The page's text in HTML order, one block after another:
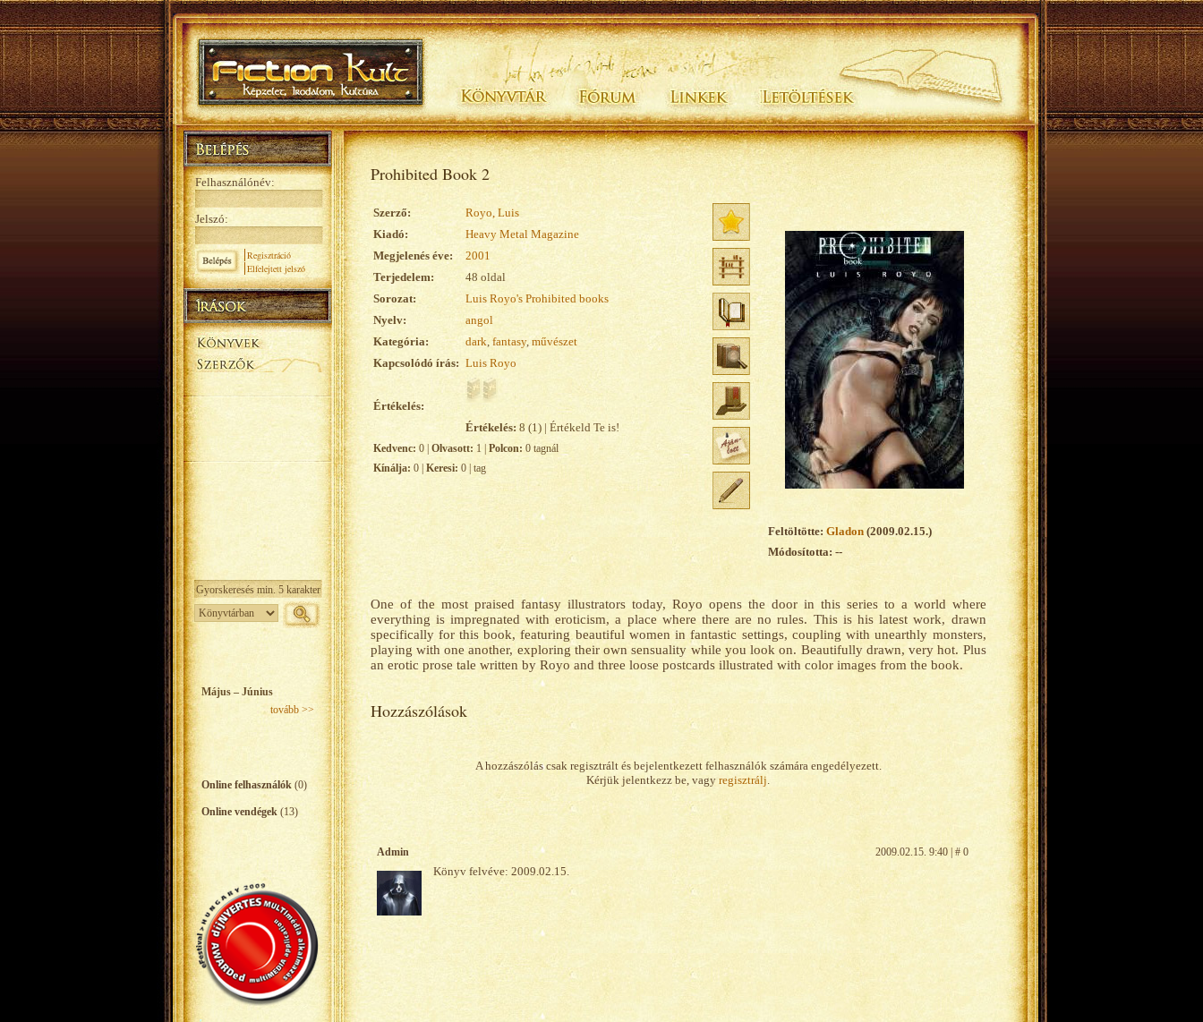
Felhasználónév:
Jelszó:
Regisztráció
Elfelejtett jelszó
Május – Június
tovább >>
Online felhasználók (0)
Online vendégek(13)
Prohibited Book 2
Feltöltötte: Gladon(2009.02.15.)
Módosította: --
Szerző:
Royo, Luis
Kiadó:
Heavy Metal Magazine
Megjelenés éve:
2001
Terjedelem:
48 oldal
Sorozat:
Luis Royo's Prohibited books
Nyelv:
angol
Kategória:
dark, fantasy,művészet
Kapcsolódó írás: Luis Royo
Értékelés:
Értékelés:8 (1) | Értékeld Te is!
Kedvenc: 0 | Olvasott: 1 | Polcon: 0 tagnál
Kínálja: 0 | Keresi: 0 | tag
One of the most praised fantasy illustrators today, Royo opens the door in this series to a world where
everything is impregnated with eroticism, a place where there are no rules. This is his latest work, drawn
specifically for this book, featuring beautiful women in fantastic settings, coupling with unearthly monsters,
playing with one another, exploring their own sensuality while you look on. Beautifully drawn, very hot. Plus
an erotic prose tale written by Royo and three loose postcards illustrated with color images from the book.
Hozzászólások
A hozzászólás csak regisztrált és bejelentkezett felhasználók számára engedélyezett.
Kérjük jelentkezz be, vagy regisztrálj.
Admin 2009.02.15. 9:40 | # 0
Könyv felvéve: 2009.02.15.